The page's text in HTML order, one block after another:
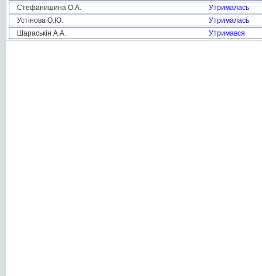
Стефанишина О.А.
Утрималась
Устінова О.Ю.
Утрималась
Шараськін А.А.
Утримався